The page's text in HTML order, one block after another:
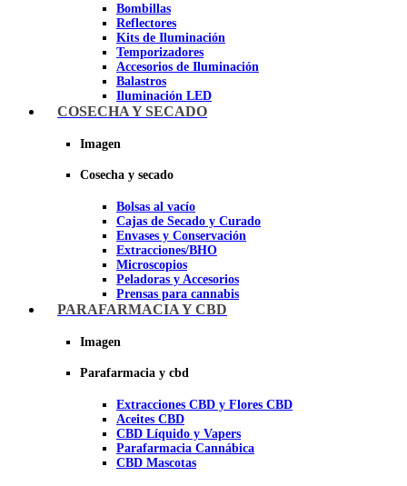
Bombillas
Reflectores
Kits de Iluminación
Temporizadores
Accesorios de Iluminación
Balastros
Iluminación LED
Iluminación LEC
COSECHA Y SECADO
Imagen
Cosecha y secado
Bolsas al vacío
Cajas de Secado y Curado
Envases y Conservación
Extracciones/BHO
Microscopios
Peladoras y Accesorios
Prensas para cannabis
Secadores de cogollos
PARAFARMACIA Y CBD
Imagen
Parafarmacia y cbd
Extracciones CBD y Flores CBD
Aceites CBD
CBD Líquido y Vapers
Parafarmacia Cannábica
CBD Mascotas